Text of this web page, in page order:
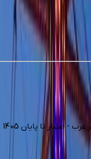
- اعتبار تا پایان 1405